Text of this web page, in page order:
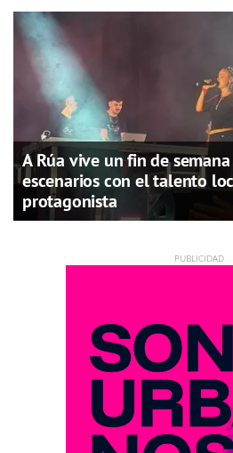
A Rúa vive un fin de
escenarios con el talento
protagonista